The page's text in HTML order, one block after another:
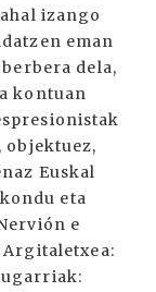
izango
eman
dela,
kontuan
objektuez,
Euskal
eta
e
Argitaletxea: